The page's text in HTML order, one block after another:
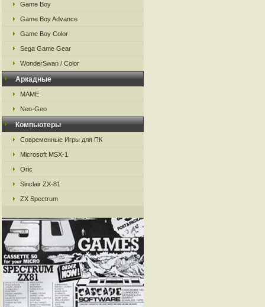
Game Boy
Game Boy Advance
Game Boy Color
Sega Game Gear
WonderSwan / Color
Аркадные
MAME
Neo-Geo
Компьютеры
Современные Игры для ПК
Microsoft MSX-1
Oric
Sinclair ZX-81
ZX Spectrum